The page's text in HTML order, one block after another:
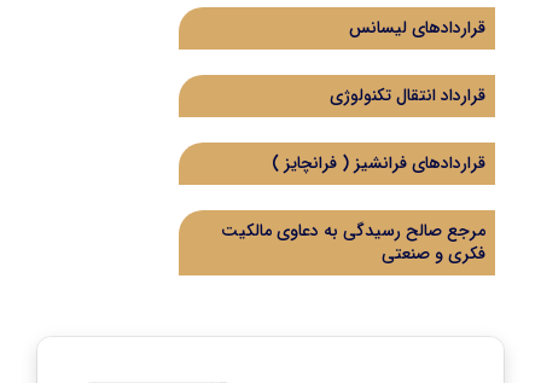
قراردادهای لیسانس
قرارداد انتقال تکنولوژی
قراردادهای فرانشیز ( فرانچایز )
مرجع صالح رسیدگی به دعاوی مالکیت
فکری و صنعتی